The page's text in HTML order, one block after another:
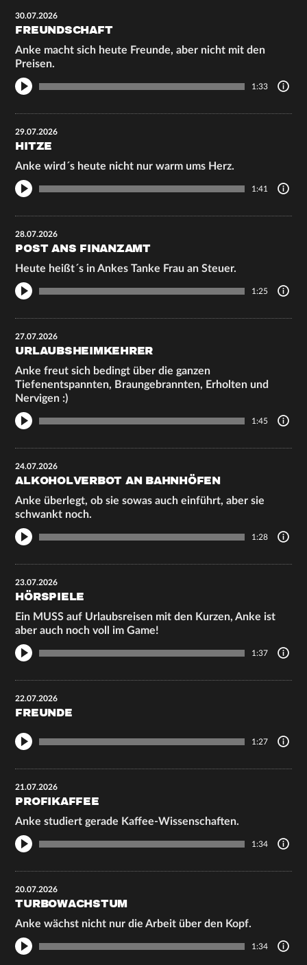
30.07.2026
FREUNDSCHAFT
Anke macht sich heute Freunde, aber nicht mit den
Preisen.
1:33
29.07.2026
HITZE
Anke wird´s heute nicht nur warm ums Herz.
1:41
28.07.2026
POST ANS FINANZAMT
Heute heißt´s in Ankes Tanke Frau an Steuer.
1:25
27.07.2026
URLAUBSHEIMKEHRER
Anke freut sich bedingt über die ganzen
Tiefenentspannten, Braungebrannten, Erholten und
Nervigen :)
1:45
24.07.2026
ALKOHOLVERBOT AN BAHNHÖFEN
Anke überlegt, ob sie sowas auch einführt, aber sie
schwankt noch.
1:28
23.07.2026
HÖRSPIELE
Ein MUSS auf Urlaubsreisen mit den Kurzen, Anke ist
aber auch noch voll im Game!
1:37
22.07.2026
FREUNDE
1:27
21.07.2026
PROFIKAFFEE
Anke studiert gerade Kaffee-Wissenschaften.
1:34
20.07.2026
TURBOWACHSTUM
Anke wächst nicht nur die Arbeit über den Kopf.
1:34